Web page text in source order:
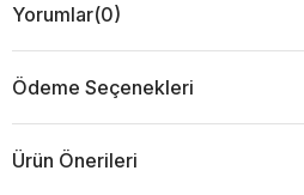
Yorumlar(0)
Ödeme Seçenekleri
Ürün Önerileri